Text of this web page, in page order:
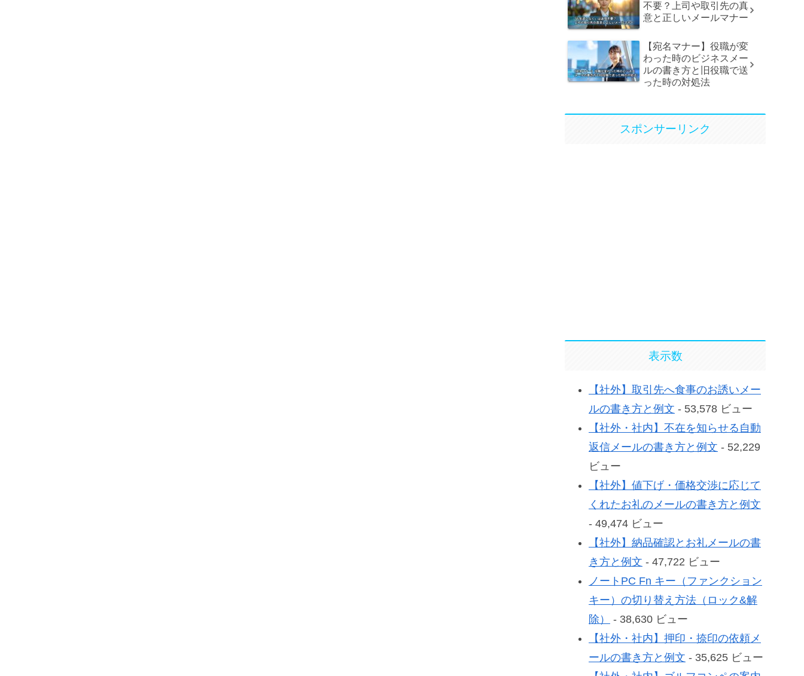
不要？上司や取引先の真
意と正しいメールマナー
【宛名マナー】役職が変
わった時のビジネスメー
ルの書き方と旧役職で送
った時の対処法
スポンサーリンク
表示数
【社外】取引先へ食事のお誘いメー
ルの書き方と例文 - 53,578 ビュー
【社外・社内】不在を知らせる自動
返信メールの書き方と例文 - 52,229
ビュー
【社外】値下げ・価格交渉に応じて
くれたお礼のメールの書き方と例文
- 49,474 ビュー
【社外】納品確認とお礼メールの書
き方と例文 - 47,722 ビュー
ノートPC Fn キー（ファンクション
キー）の切り替え方法（ロック&解
除）
- 38,630 ビュー
【社外・社内】押印・捺印の依頼メ
ールの書き方と例文 - 35,625 ビュー